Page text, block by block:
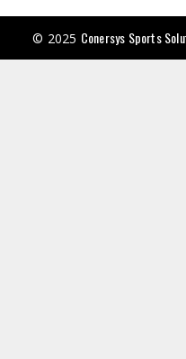
© 2025 Conersys Sports